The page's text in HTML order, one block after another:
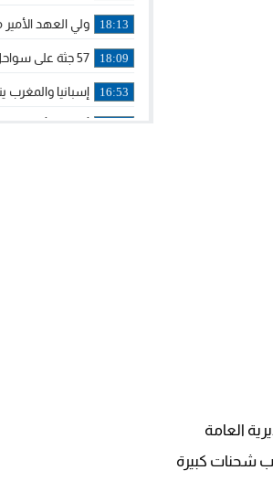
العامة
شحنات كبيرة
18:13 ولي العهد
18:09 57 جثة على سواحل سبتة المحتلة .. وآلاف المقتحمين يعودون إلى المغرب
16:53 إسبانيا والمغرب